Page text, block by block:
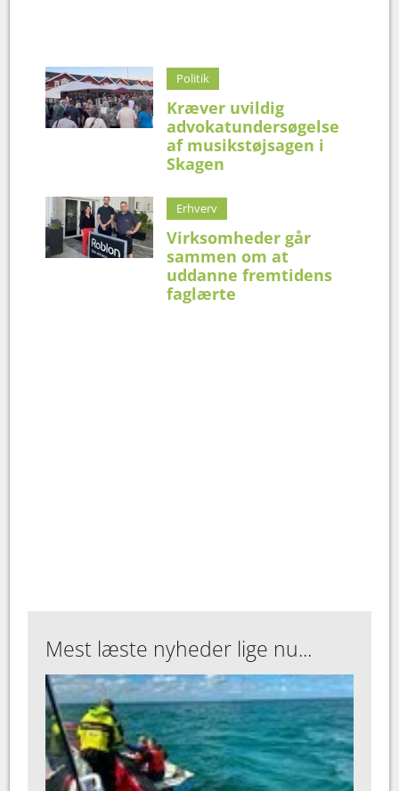
Politik
Kræver uvildig
advokatundersøgelse
af musikstøjsagen i
Skagen
Erhverv
Virksomheder går
sammen om at
uddanne fremtidens
faglærte
Mest læste nyheder lige nu...